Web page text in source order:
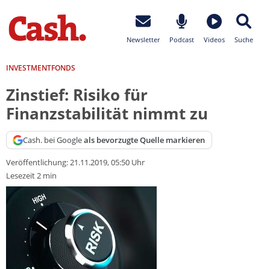
Newsletter Podcast Videos Suche
INVESTMENTFONDS
Zinstief: Risiko für
Finanzstabilität nimmt zu
Cash. bei Googleals bevorzugte Quelle markieren
Veröffentlichung:21.11.2019, 05:50 Uhr
Lesezeit 2 min